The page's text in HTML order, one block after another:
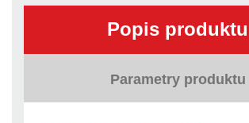
Popis produktu
Parametry produktu